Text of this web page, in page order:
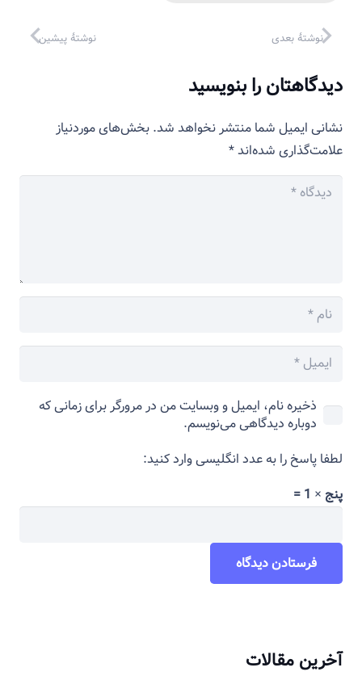
نوشتهٔ پیشین نوشتهٔ بعدی
دیدگاهتان را بنویسید
نشانی ایمیل شما منتشر نخواهد شد. بخش‌های موردنیاز
علامت‌گذاری شده‌اند*
ذخیره نام، ایمیل و وبسایت من در مرورگر برای زمانی که
دوباره دیدگاهی می‌نویسم.
لطفا پاسخ را به عدد انگلیسی وارد کنید:
پنج × 1 =
فرستادن دیدگاه
آخرین مقالات